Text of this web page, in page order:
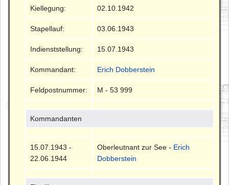
Kiellegung: 02.10.1942
Stapellauf: 03.06.1943
Indienststellung: 15.07.1943
Kommandant: Erich Dobberstein
Feldpostnummer: M - 53 999
Kommandanten
15.07.1943 -
22.06.1944
Oberleutnant zur See - Erich
Dobberstein